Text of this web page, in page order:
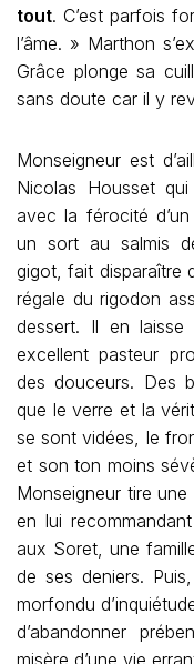
tout. C’est parfois
l’âme. » Marthon
Grâce plonge sa
sans doute car il y
Monseigneur est
Nicolas Housset
avec la férocité
un sort au salmis
gigot, fait disparaître
régale du rigodon
dessert. Il en
excellent pasteur
des douceurs. Des
que le verre et la
se sont vidées, le
et son ton moins
Monseigneur tire
en lui
aux Soret, une
de ses deniers.
morfondu
d’abandonner
misère d’une vie